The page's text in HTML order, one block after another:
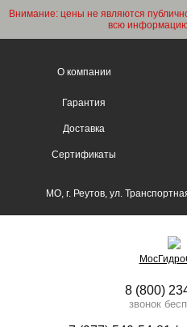
Внимание: цены не являются
всю
О компании
Гарантия
Доставка
Сертификаты
МО, г. Реутов, ул.
8 (800)
звонок